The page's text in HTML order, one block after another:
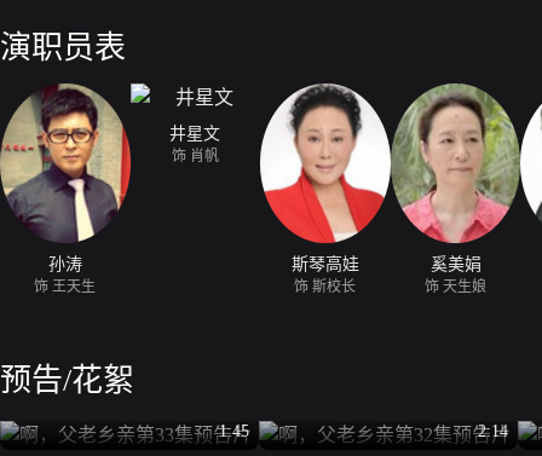
演职员表
孙涛
饰 王天生
井星文
饰 肖帆
斯琴高娃
饰 斯校长
奚美娟
饰 天生娘
预告/花絮
1:45
2:14